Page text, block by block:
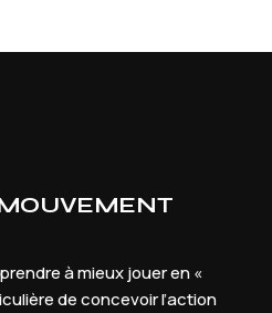
à mieux jouer en «
de concevoir l’action